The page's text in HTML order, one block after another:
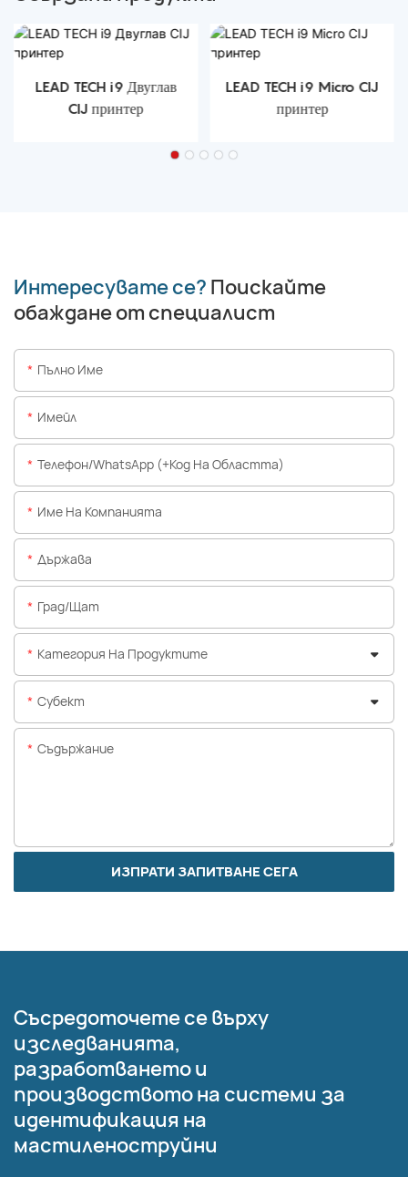
LEAD TECH i9 Двуглав
CIJ принтер
LEAD TECH i9 Micro CIJ
принтер
Интересувате се? Поискайте
обаждане от специалист
Пълно Име
Имейл
Телефон/WhatsApp (+Код На Областта)
Име На Компанията
Държава
Град/щат
Категория На Продуктите
Субект
Съдържание
ИЗПРАТИ ЗАПИТВАНЕ СЕГА
Съсредоточете се върху
изследванията,
разработването и
производството на системи за
идентификация на
мастиленоструйни